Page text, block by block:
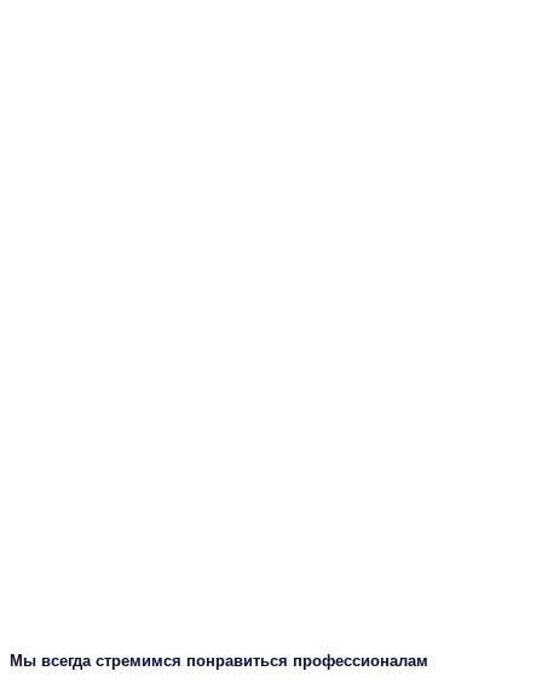
Мы всегда стремимся понравиться профессионалам